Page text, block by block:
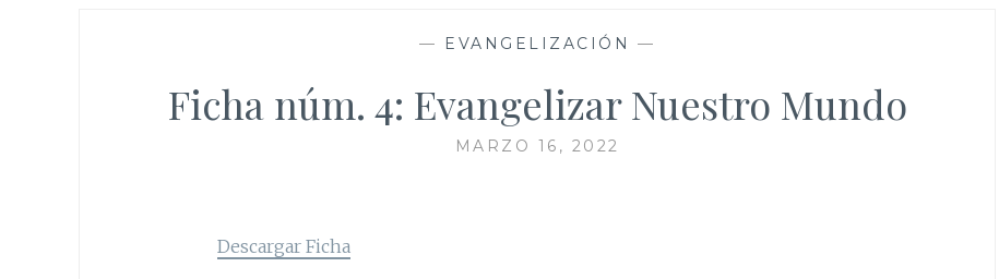
— EVANGELIZACIÓN —
Ficha núm. 4: Evangelizar Nuestro Mundo
MARZO 16, 2022
Descargar Ficha